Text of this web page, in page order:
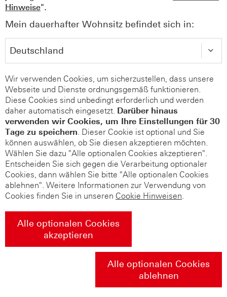
Hinweise".
Mein dauerhafter Wohnsitz befindet sich in:
Wir verwenden Cookies, um sicherzustellen, dass unsere
Webseite und Dienste ordnungsgemäß funktionieren.
Diese Cookies sind unbedingt erforderlich und werden
daher automatisch eingesetzt. Darüber hinaus
verwenden wir Cookies, um Ihre Einstellungen für 30
Tage zu speichern. Dieser Cookie ist optional und Sie
können auswählen, ob Sie diesen akzeptieren möchten.
Wählen Sie dazu "Alle optionalen Cookies akzeptieren".
Entscheiden Sie sich gegen die Verarbeitung optionaler
Cookies, dann wählen Sie bitte "Alle optionalen Cookies
ablehnen". Weitere Informationen zur Verwendung von
Cookies finden Sie in unseren Cookie Hinweisen.
Alle optionalen Cookies
akzeptieren
Alle optionalen Cookies
ablehnen